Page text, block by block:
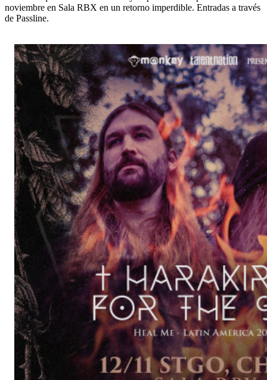
noviembre en Sala RBX en un retorno imperdible. Entradas a través
de Passline.